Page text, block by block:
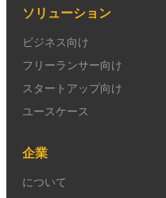
ソリューション
ビジネス向け
フリーランサー向け
スタートアップ向け
ユースケース
企業
について